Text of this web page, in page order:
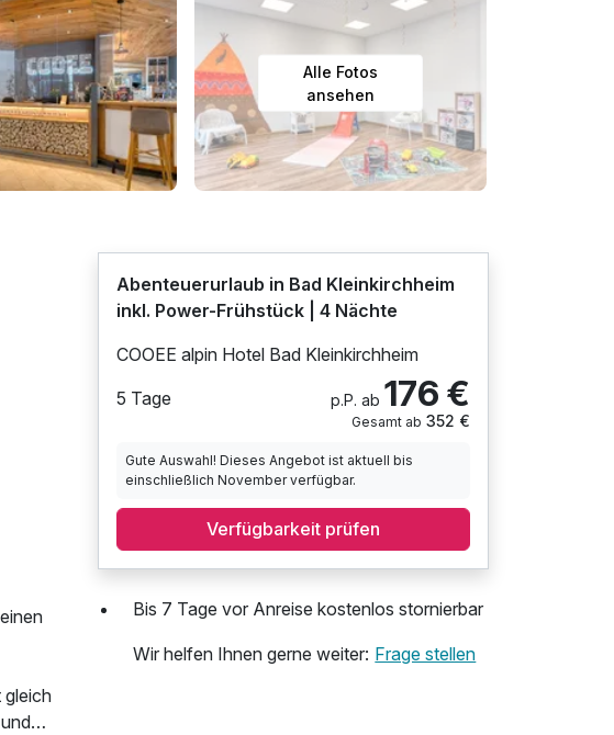
Alle Fotos
ansehen
gleich
Abenteuerurlaub in Bad Kleinkirchheim
inkl. Power-Frühstück | 4 Nächte
COOEE alpin Hotel Bad Kleinkirchheim
5 Tage
p.P. ab 176 €
Gesamt ab 352 €
Gute Auswahl! Dieses Angebot ist aktuell bis
einschließlich November verfügbar.
Verfügbarkeit prüfen
Bis 7 Tage vor Anreise kostenlos stornierbar
Wir helfen Ihnen gerne weiter: Frage stellen